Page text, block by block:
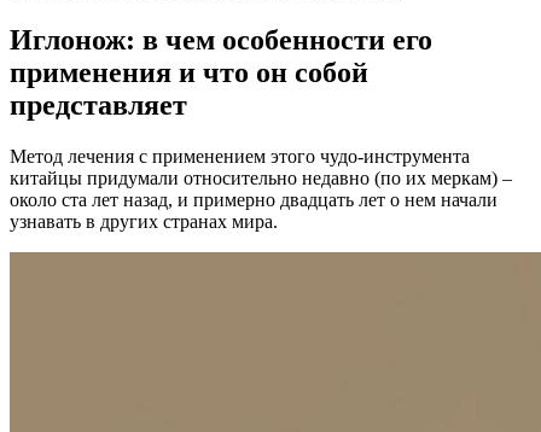
Иглонож: в чем особенности его
применения и что он собой
представляет
Метод лечения с применением этого чудо-инструмента
китайцы придумали относительно недавно (по их меркам) –
около ста лет назад, и примерно двадцать лет о нем начали
узнавать в других странах мира.